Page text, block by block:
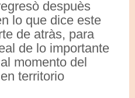
despuès
lo que dice este
de atràs, para
de lo importante
momento del
territorio